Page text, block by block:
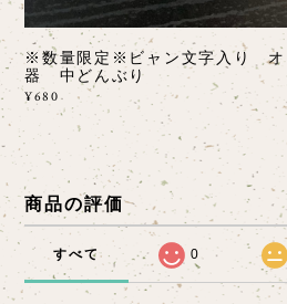
※数量限定※ビャン文字入り オ
器 中どんぶり
¥680
商品の評価
すべて 0